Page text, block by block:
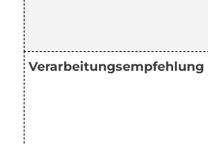
Verarbeitungsempfehlung